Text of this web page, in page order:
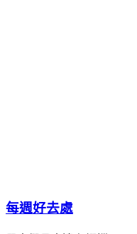
每週好去處